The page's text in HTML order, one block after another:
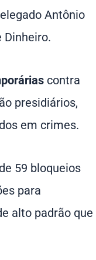
Antônio
Dinheiro.
contra
presidiários,
em crimes.
59 bloqueios
para
alto padrão que